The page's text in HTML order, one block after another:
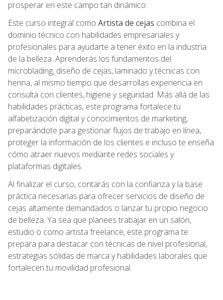
prosperar en este campo tan dinámico.
Este curso integral como Artista de cejas combina el
dominio técnico con habilidades empresariales y
profesionales para ayudarte a tener éxito en la industria
de la belleza. Aprenderás los fundamentos del
microblading, diseño de cejas, laminado y técnicas con
henna, al mismo tiempo que desarrollas experiencia en
consulta con clientes, higiene y seguridad. Más allá de las
habilidades prácticas, este programa fortalece tu
alfabetización digital y conocimientos de marketing,
preparándote para gestionar flujos de trabajo en línea,
proteger la información de los clientes e incluso te enseña
cómo atraer nuevos mediante redes sociales y
plataformas digitales.
Al finalizar el curso, contarás con la confianza y la base
práctica necesarias para ofrecer servicios de diseño de
cejas altamente demandados o lanzar tu propio negocio
de belleza. Ya sea que planees trabajar en un salón,
estudio o como artista freelance, este programa te
prepara para destacar con técnicas de nivel profesional,
estrategias sólidas de marca y habilidades laborales que
fortalecen tu movilidad profesional.